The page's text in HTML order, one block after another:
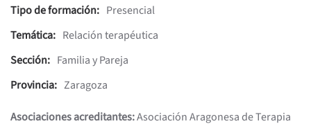
Tipo de formación: Presencial
Temática: Relación terapéutica
Sección: Familia y Pareja
Provincia: Zaragoza
Asociaciones acreditantes:Asociación Aragonesa de Terapia